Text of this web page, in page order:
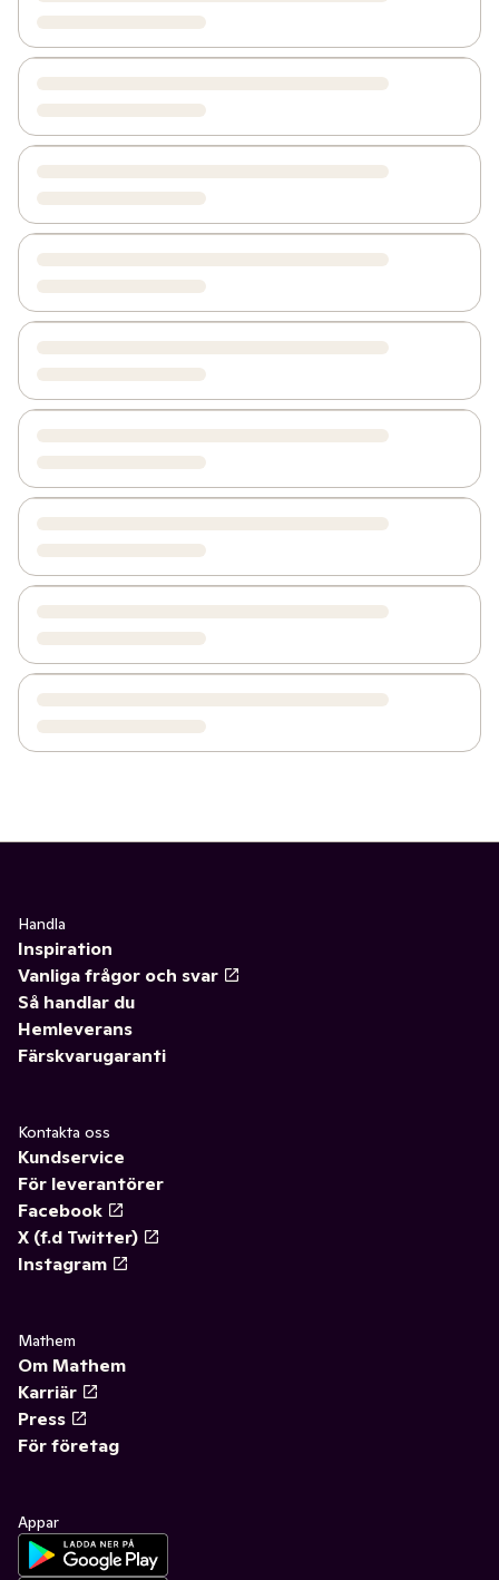
Handla
Inspiration
Vanliga frågor och svar
Så handlar du
Hemleverans
Färskvarugaranti
Kontakta oss
Kundservice
För leverantörer
Facebook
X (f.d Twitter)
Instagram
Mathem
Om Mathem
Karriär
Press
För företag
Appar